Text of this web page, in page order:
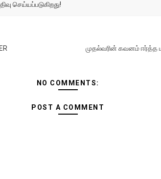
செய்யப்படுகிறது!
முதல்வரின் கவனம் ஈர்த்த
NO COMMENTS:
POST A COMMENT